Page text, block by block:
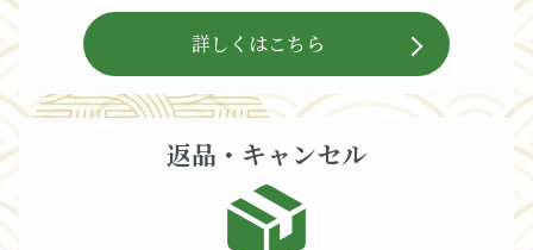
詳しくはこちら
返品・キャンセル